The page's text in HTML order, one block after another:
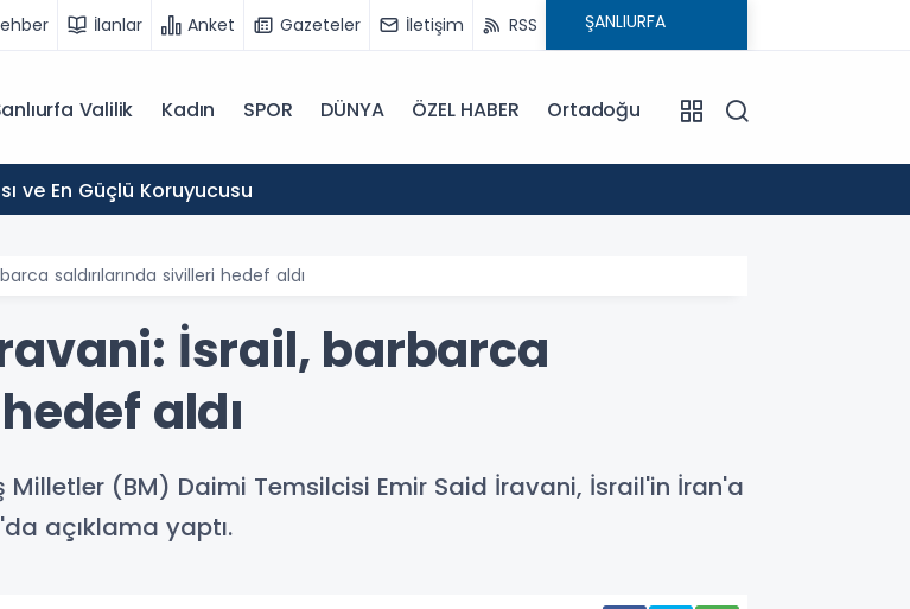
İlanlar Anket Gazeteler İletişim RSS
Valilik Kadın SPOR DÜNYA ÖZEL HABER Ortadoğu
ve En Güçlü Koruyucusu
saldırılarında sivilleri hedef aldı
İsrail, barbarca
aldı
Milletler (BM) Daimi Temsilcisi Emir Said İravani, İsrail'in İran'a
açıklama yaptı.